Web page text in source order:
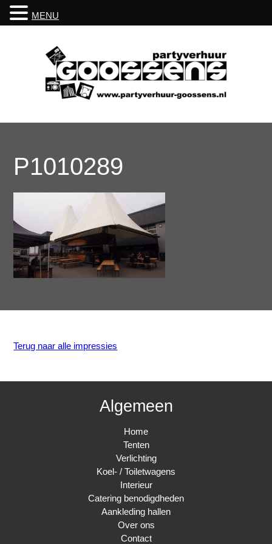
P1010289
Terug naar alle impressies
Algemeen
Home
Tenten
Verlichting
Koel- / Toiletwagens
Interieur
Catering benodigdheden
Aankleding hallen
Over ons
Contact
MENU